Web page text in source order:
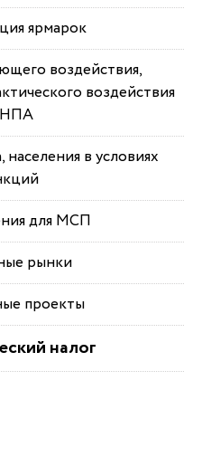
ярмарок
воздействия,
воздействия
в условиях
для МСП
рынки
проекты
налог